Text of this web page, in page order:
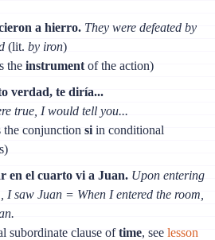
a hierro. They were defeated by
(lit.by iron)
theinstrument of the action)
verdad, te diría...
true, I would tell you...
the conjunctionsi in conditional
en el cuarto vi a Juan. Upon entering
I saw Juan = When I entered the room,
subordinate clause oftime, seelesson